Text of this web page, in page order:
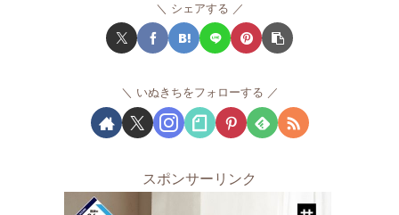
シェアする
いぬきちをフォローする
スポンサーリンク